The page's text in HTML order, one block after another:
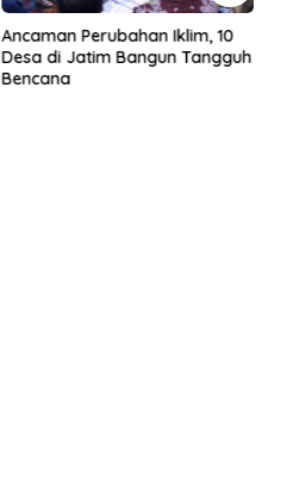
Ancaman Perubahan Iklim, 10
Desa di Jatim Bangun Tangguh
Bencana